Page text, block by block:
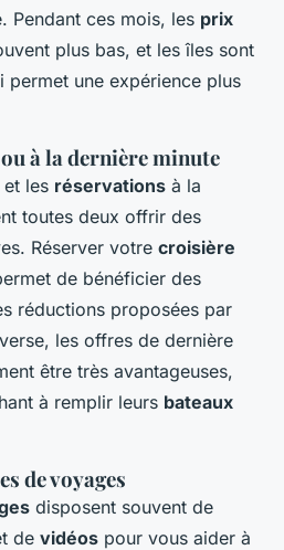
Pendant ces mois, les prix
plus bas, et les îles sont
permet une expérience plus
à la dernière minute
et les réservations à la
toutes deux offrir des
Réserver votre croisière
de bénéficier des
réductions proposées par
les offres de dernière
être très avantageuses,
à remplir leurs bateaux
de voyages
disposent souvent de
de vidéos pour vous aider à